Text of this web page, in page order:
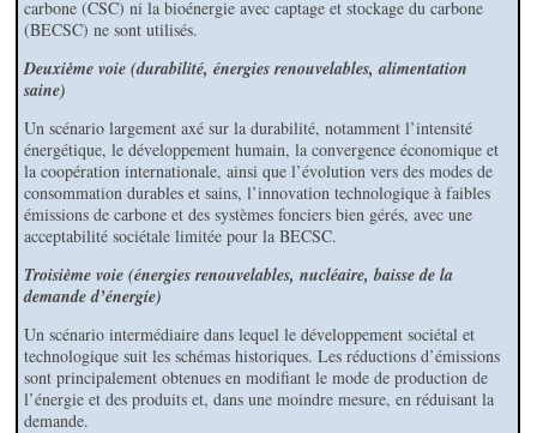
carbone (CSC) ni la bioénergie avec captage et stockage du carbone
(BECSC) ne sont utilisés.
Deuxième voie (durabilité, énergies renouvelables, alimentation
saine)
Un scénario largement axé sur la durabilité, notamment l’intensité
énergétique, le développement humain, la convergence économique et
la coopération internationale, ainsi que l’évolution vers des modes de
consommation durables et sains, l’innovation technologique à faibles
émissions de carbone et des systèmes fonciers bien gérés, avec une
acceptabilité sociétale limitée pour la BECSC.
Troisième voie (énergies renouvelables, nucléaire, baisse de la
demande d’énergie)
Un scénario intermédiaire dans lequel le développement sociétal et
technologique suit les schémas historiques. Les réductions d’émissions
sont principalement obtenues en modifiant le mode de production de
l’énergie et des produits et, dans une moindre mesure, en réduisant la
demande.